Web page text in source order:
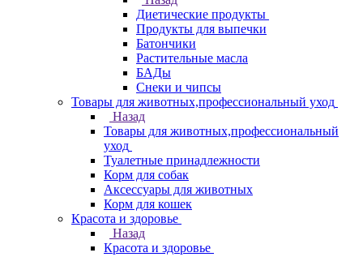
Диетические продукты
Продукты для выпечки
Батончики
Растительные масла
БАДы
Снеки и чипсы
Товары для животных,профессиональный уход
Назад
Товары для животных,профессиональный
уход
Туалетные принадлежности
Корм для собак
Аксессуары для животных
Корм для кошек
Красота и здоровье
Назад
Красота и здоровье